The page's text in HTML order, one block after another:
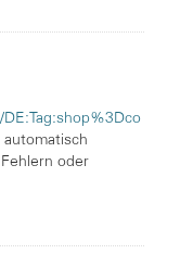
oder